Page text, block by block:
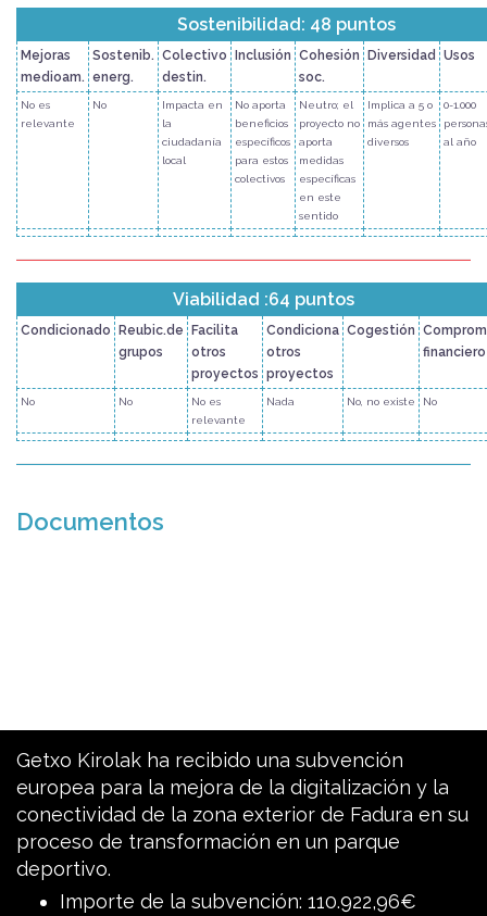
Sostenibilidad: 48 puntos
Mejoras
medioam.
Sostenib.
energ.
Colectivo
destin.
Inclusión Cohesión
soc.
Diversidad Usos
No es
relevante
No
Impacta en
la
ciudadanía
local
No aporta
beneficios
específicos
para estos
colectivos
Neutro; el
proyecto no
aporta
medidas
específicas
en este
sentido
Implica a 5 o
más agentes
diversos
0-1.000
al año
Viabilidad :64 puntos
Condicionado
Reubic.de
grupos
Facilita
otros
proyectos
Condiciona
otros
proyectos
Cogestión
financiero
No No
No es
relevante
Nada No, no existe No
Documentos
Getxo Kirolak ha recibido una subvención
europea para la mejora de la digitalización y la
conectividad de la zona exterior de Fadura en su
proceso de transformación en un parque
deportivo.
Importe de la subvención: 110.922,96€